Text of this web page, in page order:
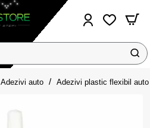
Adezivi auto Adezivi plastic flexibil auto